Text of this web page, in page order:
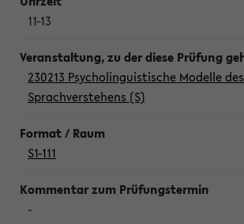
11-13
230213 Psycholinguistische Modelle des
Sprachverstehens (S)
S1-111
-